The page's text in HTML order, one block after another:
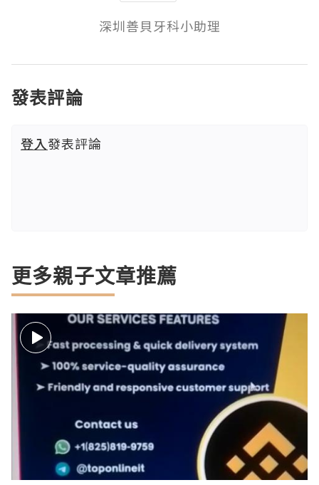
深圳善貝牙科小助理
發表評論
登入發表評論
更多親子文章推薦